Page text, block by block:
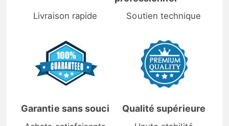
Livraison rapide Soutien technique
Garantie sans souci Qualité supérieure